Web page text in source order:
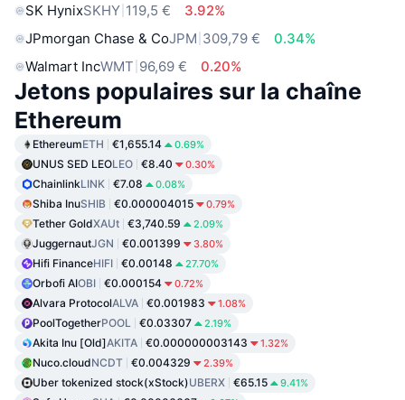
SK HynixSKHY 119,5 €
3.92%
JPmorgan Chase & CoJPM 309,79 €
0.34%
Walmart IncWMT 96,69 € 0.20%
Jetons populaires sur la chaîne
Ethereum
EthereumETH €1,655.14 0.69%
UNUS SED LEOLEO €8.40 0.30%
ChainlinkLINK €7.08 0.08%
Shiba InuSHIB €0.000004015 0.79%
Tether GoldXAUt €3,740.59 2.09%
JuggernautJGN €0.001399 3.80%
Hifi FinanceHIFI €0.00148 27.70%
Orbofi AIOBI €0.000154 0.72%
Alvara ProtocolALVA €0.001983 1.08%
PoolTogetherPOOL €0.03307 2.19%
Akita Inu [Old]AKITA €0.000000003143 1.32%
Nuco.cloudNCDT €0.004329 2.39%
Uber tokenized stock(xStock)UBERX €65.15 9.41%